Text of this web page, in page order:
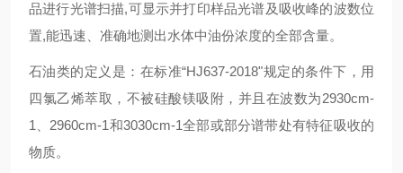
品进行光谱扫描,可显示并打印样品光谱及吸收峰的波数位
置,能迅速、准确地测出水体中油份浓度的全部含量。
石油类的定义是：在标准“HJ637-2018"规定的条件下，用
四氯乙烯萃取，不被硅酸镁吸附，并且在波数为2930cm-
1、2960cm-1和3030cm-1全部或部分谱带处有特征吸收的
物质。